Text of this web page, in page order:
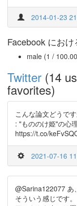
2014-01-23
Facebook におけ
male (1 /
Twitter (14
favorites)
こんな論文どうで
: "もののけ姫"の心
https://t.co/
2021-07-16
@Sarina122077 あ
そういう感じです